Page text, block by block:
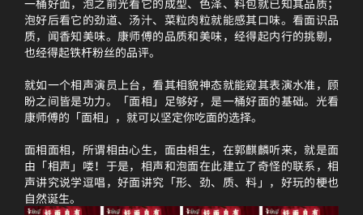
一桶好面，泡之前光看它的成型、色泽、料包就已知其品质；
泡好后看它的劲道、汤汁、菜粒肉粒就能感其口味。看面识品
质，闻香知美味。康师傅的品质和美味，经得起内行的挑剔，
也经得起铁杆粉丝的品评。
就如一个相声演员上台，看其相貌神态就能窥其表演水准，顾
盼之间皆是功力。「面相」足够好，是一桶好面的基础。光看
康师傅的「面相」，就可以坚定你吃面的选择。
面相面相，所谓相由心生，面由相生，在郭麒麟听来，就是面
由「相声」喽！于是，相声和泡面在此建立了奇怪的联系，相
声讲究说学逗唱，好面讲究「形、劲、质、料」，好玩的梗也
自然诞生。